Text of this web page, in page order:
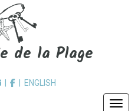
de la Plage
ENGLISH